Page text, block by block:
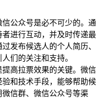
公众号是必不可少的。通
进行互动，并及时传递最
发布候选人的个人简历、
们的关注和支持。
高拉票效果的关键。微信
和技术手段，能够帮助候
信群、微信公众号等渠